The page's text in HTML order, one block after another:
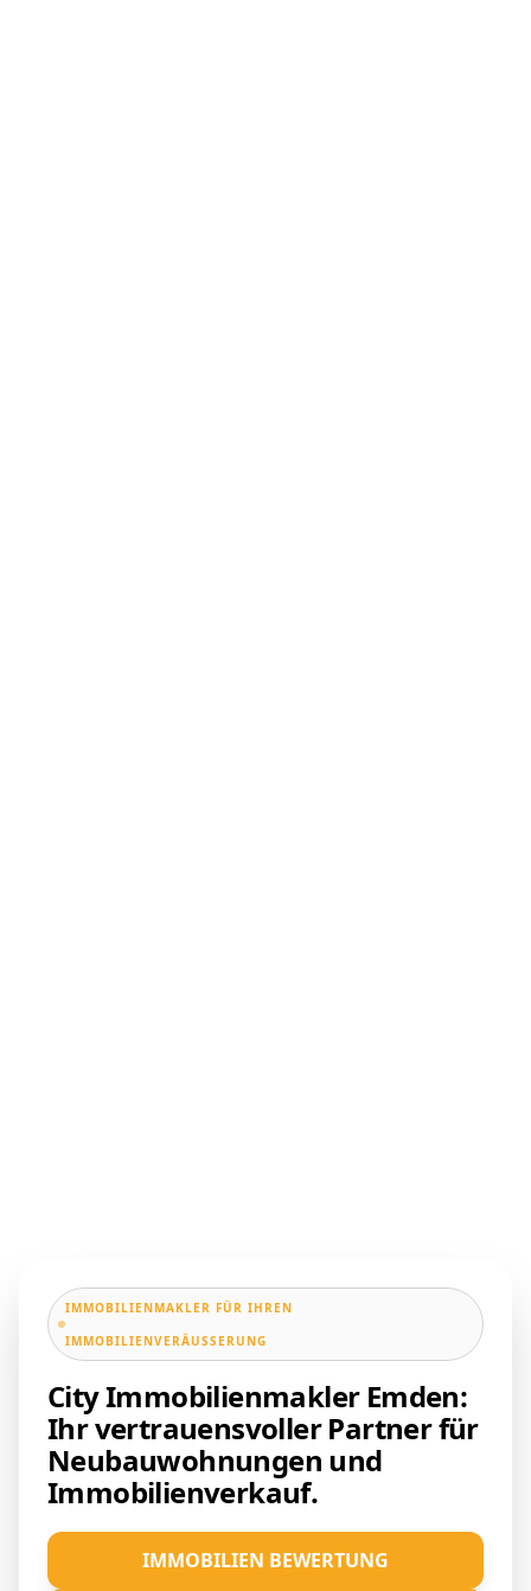
IMMOBILIENMAKLER FÜR IHREN
IMMOBILIENVERÄUSSERUNG
City Immobilienmakler Emden:
Ihr vertrauensvoller Partner für
Neubauwohnungen und
Immobilienverkauf.
IMMOBILIEN BEWERTUNG